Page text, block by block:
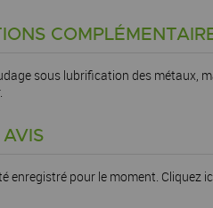
sous lubrification des métaux,
enregistré pour le moment. Cliquez